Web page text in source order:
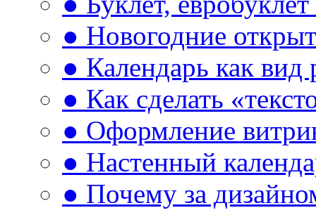
● Новогодние
● Календарь как вид
● Как сделать
● Оформление
● Настенный
● Почему за